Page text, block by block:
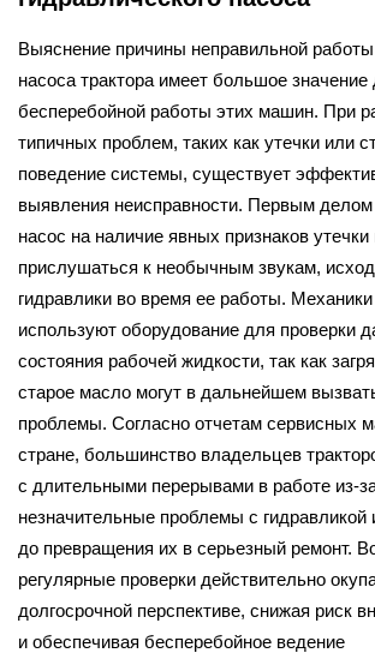
Выяснение причины неправильной работы
насоса трактора имеет большое значение
бесперебойной работы этих машин. При
типичных проблем, таких как утечки или
поведение системы, существует
выявления неисправности. Первым
насос на наличие явных признаков
прислушаться к необычным звукам,
гидравлики во время ее работы. Механики
используют оборудование для проверки
состояния рабочей жидкости, так как
старое масло могут в дальнейшем
проблемы. Согласно отчетам сервисных
стране, большинство владельцев
с длительными перерывами в работе из-
незначительные проблемы с гидравликой
до превращения их в серьезный ремонт.
регулярные проверки действительно
долгосрочной перспективе, снижая риск
и обеспечивая бесперебойное ведение